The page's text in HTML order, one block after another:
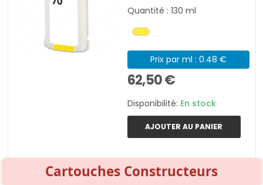
Quantité : 130 ml
Prix par ml : 0.48 €
62,50 €
Disponibilité: En stock
AJOUTER AU PANIER
Cartouches Constructeurs